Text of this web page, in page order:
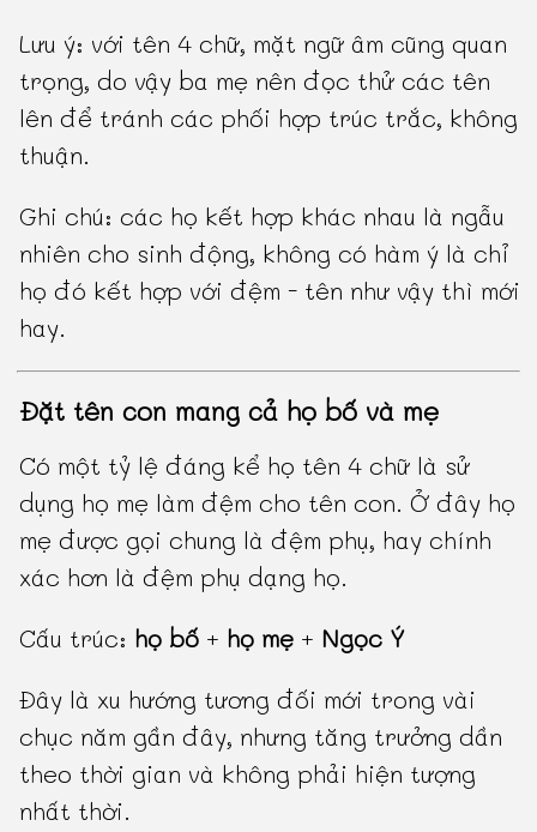
Lưu ý: với tên 4 chữ, mặt ngữ âm cũng quan
trọng, do vậy ba mẹ nên đọc thử các tên
lên để tránh các phối hợp trúc trắc, không
thuận.
Ghi chú: các họ kết hợp khác nhau là ngẫu
nhiên cho sinh động, không có hàm ý là chỉ
họ đó kết hợp với đệm - tên như vậy thì mới
hay.
Đặt tên con mang cả họ bố và mẹ
Có một tỷ lệ đáng kể họ tên 4 chữ là sử
dụng họ mẹ làm đệm cho tên con. Ở đây họ
mẹ được gọi chung là đệm phụ, hay chính
xác hơn là đệm phụ dạng họ.
Cấu trúc: họ bố + họ mẹ + Ngọc Ý
Đây là xu hướng tương đối mới trong vài
chục năm gần đây, nhưng tăng trưởng dần
theo thời gian và không phải hiện tượng
nhất thời.